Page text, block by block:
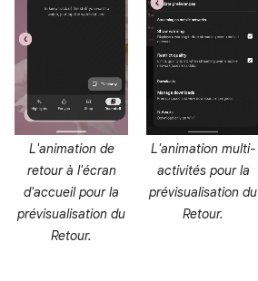
L'animation de
retour à l'écran
d'accueil pour la
prévisualisation du
Retour.
L'animation multi-
activités pour la
prévisualisation du
Retour.